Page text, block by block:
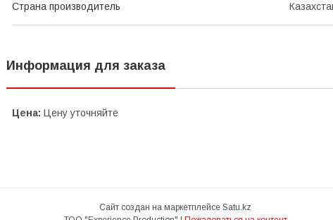
Страна производитель
Информация для заказа
Цена: Цену уточняйте
Сайт создан на маркетплейсе Satu.kz